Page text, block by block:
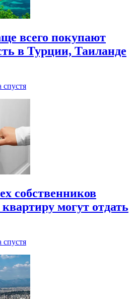
всего покупают
в Турции, Таиланде
спустя
собственников
могут отдать
спустя